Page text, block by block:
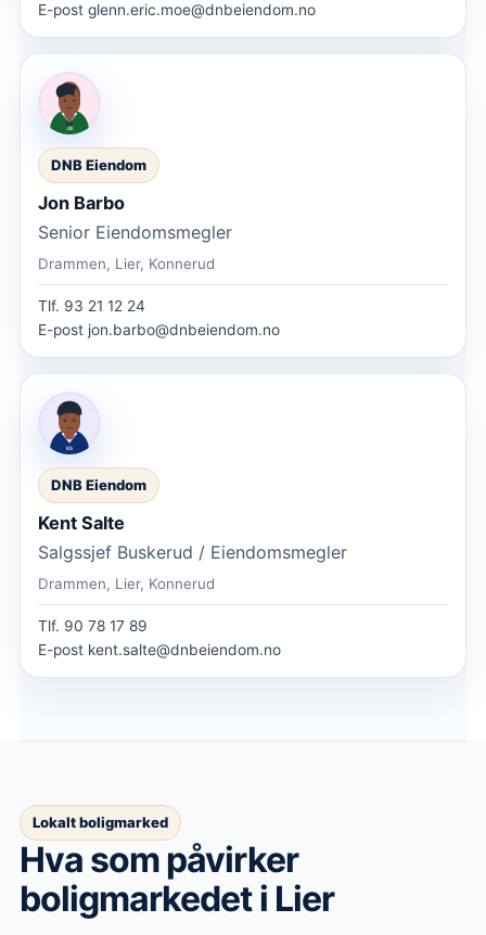
E-post glenn.eric.moe@dnbeiendom.no
DNB Eiendom
Jon Barbo
Senior Eiendomsmegler
Drammen, Lier, Konnerud
Tlf. 93 21 12 24
E-post jon.barbo@dnbeiendom.no
DNB Eiendom
Kent Salte
Salgssjef Buskerud / Eiendomsmegler
Drammen, Lier, Konnerud
Tlf. 90 78 17 89
E-post kent.salte@dnbeiendom.no
Lokalt boligmarked
Hva som påvirker
boligmarkedeti Lier